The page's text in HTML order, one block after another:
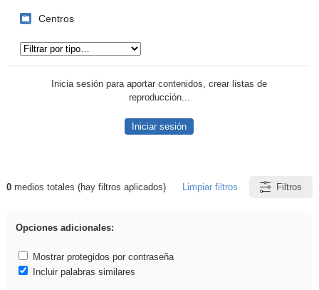
Centros
Inicia sesión para aportar contenidos, crear listas de
reproducción...
Iniciar sesión
Resultados de: plancha
0medios totales (hay filtros aplicados) Limpiar filtros Filtros
Opciones adicionales:
Mostrar protegidos por contraseña
Incluir palabras similares